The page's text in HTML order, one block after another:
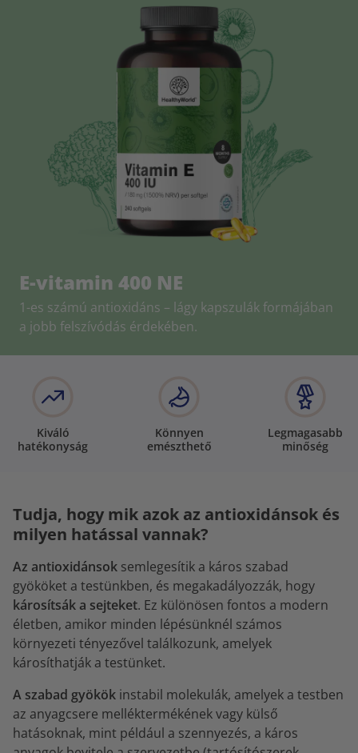
E-vitamin 400 NE
1-es számú antioxidáns – lágy kapszulák formájában
a jobb felszívódás érdekében.
Kiváló
hatékonyság
Könnyen
emészthető
Legmagasabb
minőség
Tudja, hogy mik azok az antioxidánsok és
milyen hatással vannak?
Az antioxidánsok semlegesítik a káros szabad
gyököket a testünkben, és megakadályozzák, hogy
károsítsák a sejteket. Ez különösen fontos a modern
életben, amikor minden lépésünknél számos
környezeti tényezővel találkozunk, amelyek
károsíthatják a testünket.
A szabad gyökök instabil molekulák, amelyek a testben
az anyagcsere melléktermékének vagy külső
hatásoknak, mint például a szennyezés, a káros